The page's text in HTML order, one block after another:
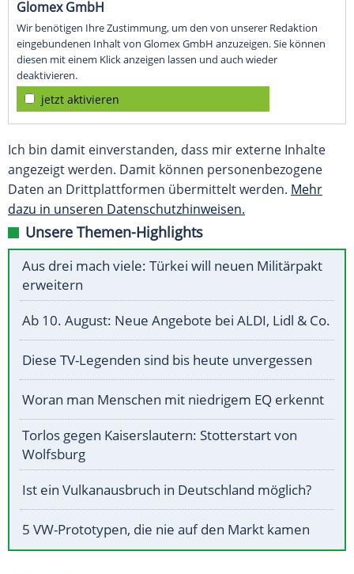
Glomex GmbH
Wir benötigen Ihre Zustimmung, um den von unserer Redaktion
eingebundenen Inhalt von Glomex GmbH anzuzeigen. Sie können
diesen mit einem Klick anzeigen lassen und auch wieder
deaktivieren.
jetzt aktivieren
Ich bin damit einverstanden, dass mir externe Inhalte
angezeigt werden. Damit können personenbezogene
Daten an Drittplattformen übermittelt werden. Mehr
dazu in unseren Datenschutzhinweisen.
Unsere Themen-Highlights
Aus drei mach viele: Türkei will neuen Militärpakt
erweitern
Ab 10. August: Neue Angebote bei ALDI, Lidl & Co.
Diese TV-Legenden sind bis heute unvergessen
Woran man Menschen mit niedrigem EQ erkennt
Torlos gegen Kaiserslautern: Stotterstart von
Wolfsburg
Ist ein Vulkanausbruch in Deutschland möglich?
5 VW-Prototypen, die nie auf den Markt kamen